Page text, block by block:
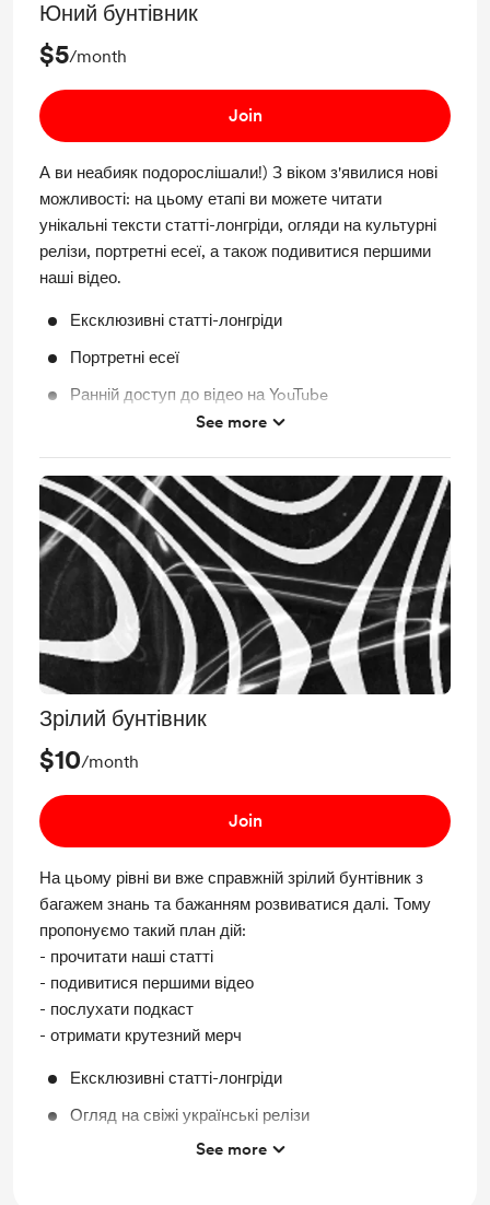
Юний бунтівник
$5/month
Join
А ви неабияк подорослішали!) З віком з'явилися нові
можливості: на цьому етапі ви можете читати
унікальні тексти статті-лонгріди, огляди на культурні
релізи, портретні есеї, а також подивитися першими
наші відео.
Ексклюзивні статті-лонгріди
Портретні есеї
Ранній доступ до відео на YouTube
Огляд на свіжі українські релізи
See more
Зрілий бунтівник
$10/month
Join
На цьому рівні ви вже справжній зрілий бунтівник з
багажем знань та бажанням розвиватися далі. Тому
пропонуємо такий план дій:
- прочитати наші статті
- подивитися першими відео
- послухати подкаст
- отримати крутезний мерч
Ексклюзивні статті-лонгріди
Огляд на свіжі українські релізи
See more